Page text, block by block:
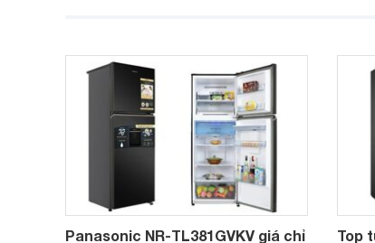
Panasonic NR-TL381GVKV giá chỉ Top